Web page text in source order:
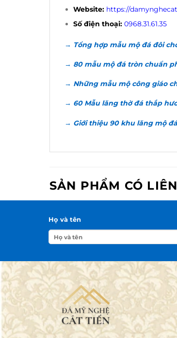
Website: https://
Số điện thoại: 0968.31.61.35
→ Tổng hợp mẫu mộ đá đôi
→ 80 mẫu mộ đá tròn chuẩn
→ Những mẫu mộ công giáo
→ 60 Mẫu lăng thờ đá thắp
→ Giới thiệu 90 khu lăng mộ
SẢN PHẨM CÓ
Họ và tên